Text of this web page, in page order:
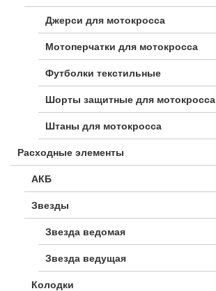
Джерси для мотокросса
Мотоперчатки для мотокросса
Футболки текстильные
Шорты защитные для мотокросса
Штаны для мотокросса
Расходные элементы
АКБ
Звезды
Звезда ведомая
Звезда ведущая
Колодки